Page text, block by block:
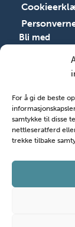
For å gi de beste
samtykke til disse
nettleseratferd
trekke tilbake
Bli med
Registrer
Søk støtte